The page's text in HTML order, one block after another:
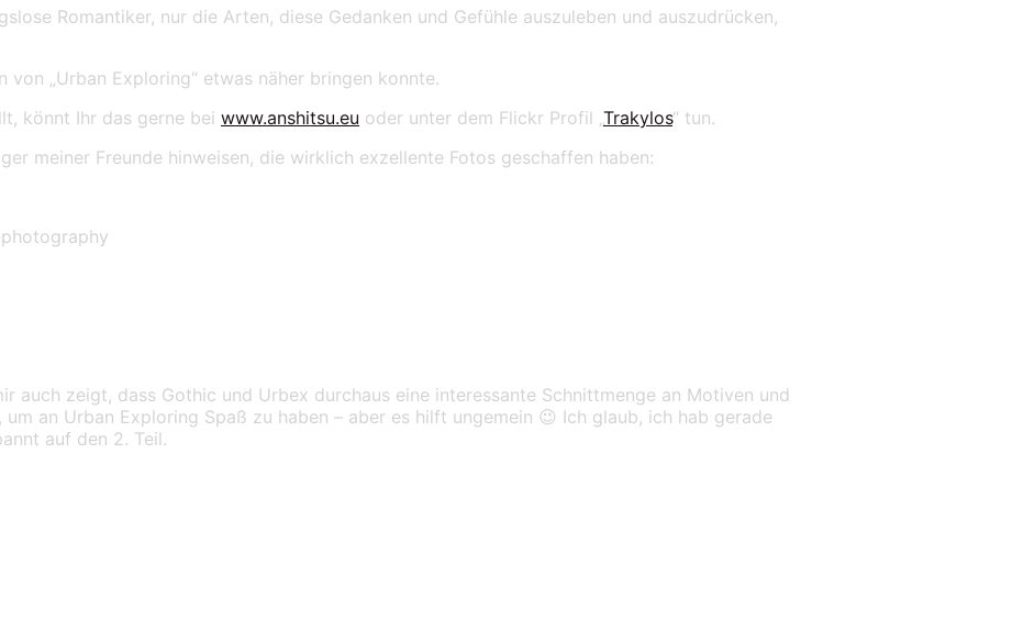
Romantiker, nur die Arten, diese Gedanken und Gefühle auszuleben und auszudrücken,
„Urban Exploring“ etwas näher bringen konnte.
könnt Ihr das gerne bei www.anshitsu.eu oder unter dem Flickr Profil „ Trakylos“ tun.
meiner Freunde hinweisen, die wirklich exzellente Fotos geschaffen haben:
auch zeigt, dass Gothic und Urbex durchaus eine interessante Schnittmenge an Motiven und
an Urban Exploring Spaß zu haben – aber es hilft ungemein 😉 Ich glaub, ich hab gerade
auf den 2. Teil.